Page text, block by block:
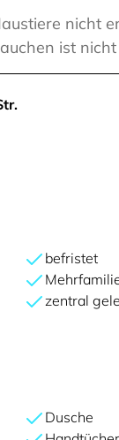
nicht
ist
befristet
zentral
Dusche